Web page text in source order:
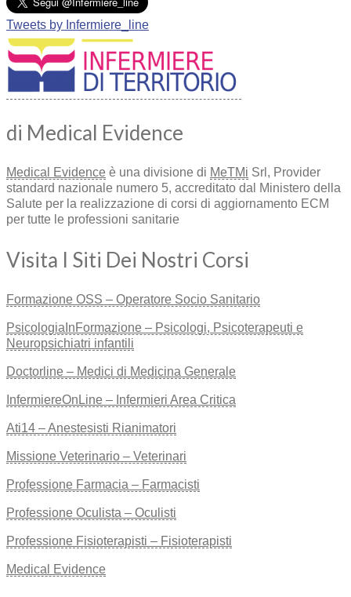
Tweets by Infermiere_line
di Medical Evidence
Medical Evidence è una divisione di MeTMi Srl, Provider
standard nazionale numero 5, accreditato dal Ministero della
Salute per la realizzazione di corsi di aggiornamento ECM
per tutte le professioni sanitarie
Visita I Siti Dei Nostri Corsi
Formazione OSS – Operatore Socio Sanitario
PsicologiaInFormazione – Psicologi, Psicoterapeuti e
Neuropsichiatri infantili
Doctorline – Medici di Medicina Generale
InfermiereOnLine – Infermieri Area Critica
Ati14 – Anestesisti Rianimatori
Missione Veterinario – Veterinari
Professione Farmacia – Farmacisti
Professione Oculista – Oculisti
Professione Fisioterapisti – Fisioterapisti
Medical Evidence